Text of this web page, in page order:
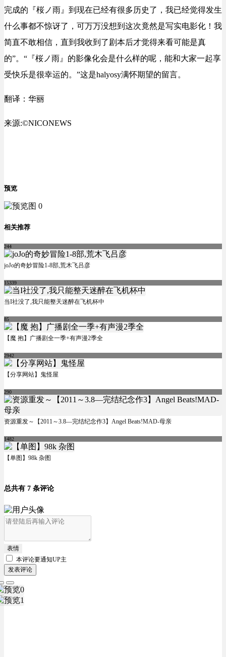
完成的『桜ノ雨』 到现在已经有很多历史了 ，我已经觉得发生
什么事都不惊讶了 ，可万万没想到这次竟然是写实电影化！ 我
简直不敢相信 ，直到我收到了剧本后才觉得来看可能是真
的”。“『桜ノ雨』 的影像化会是什么样的呢， 能和大家一起享
受快乐是很幸运的。”这是halyosy满怀期望的留言。
翻译：华丽
来源:©NICONEWS
预览
相关推荐
244
joJo的奇妙冒险1-8部,荒木飞吕彦
15339
当I社没了,我只能整天迷醉在飞机杯中
85
【魔 抱】广播剧全一季+有声漫2季全
2942
【分享网站】鬼怪屋
290
资源重发～【2011～3.8―完结纪念作3】Angel Beats!MAD-母亲
1482
【单图】98k 杂图
总共有 7 条评论
表情
本评论要通知UP主
发表评论